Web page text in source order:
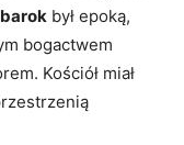
barok był epoką,
bogactwem
Kościół miał